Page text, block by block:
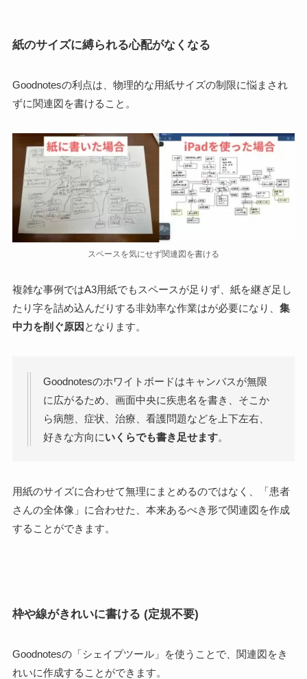
紙のサイズに縛られる心配がなくなる
Goodnotesの利点は、 物理的な用紙サイズの制限に悩まされ
ずに関連図を書けること。
スペースを気にせず関連図を書ける
複雑な事例ではA3用紙でもスペースが足りず、紙を継ぎ足し
たり字を詰め込んだりする非効率な作業はが必要になり、 集
中力を削ぐ原因 となります。
Goodnotesのホワイトボードはキャンバスが無限
に広がるため、画面中央に疾患名を書き、そこか
ら病態、症状、治療、看護問題などを上下左右、
好きな方向にいくらでも書き足せます。
用紙のサイズに合わせて無理にまとめるのではなく、
「患者
さんの全体像」に合わせた、本来あるべき形で関連図を作成
することができます。
枠や線がきれいに書ける (定規不要)
Goodnotesの「シェイプツール」を使うことで、 関連図をき
れいに作成する ことができます。